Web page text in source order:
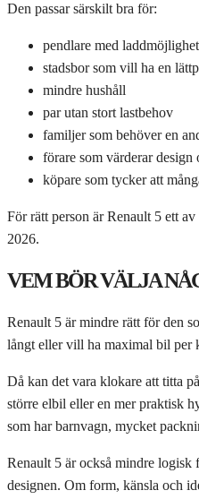
Den passar särskilt bra för:
pendlare med
stadsbor som vill ha en
mindre hushåll
par utan stort lastbehov
familjer som behöver en
förare som värderar design
köpare som tycker att
För rätt person är Renault 5 ett
2026.
VEM BÖR VÄLJA
Renault 5 är mindre rätt för den
långt eller vill ha maximal bil per
Då kan det vara klokare att titta
större elbil eller en mer praktisk
som har barnvagn, mycket
Renault 5 är också mindre logisk
designen. Om form, känsla och